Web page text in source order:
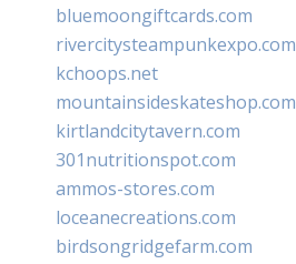
bluemoongiftcards.com
rivercitysteampunkexpo.com
kchoops.net
mountainsideskateshop.com
kirtlandcitytavern.com
301nutritionspot.com
ammos-stores.com
loceanecreations.com
birdsongridgefarm.com